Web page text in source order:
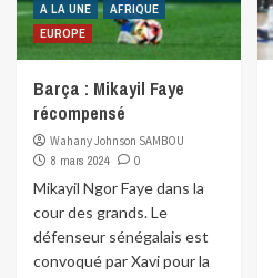
A LA UNE
AFRIQUE
EUROPE
Barça : Mikayil Faye
récompensé
Wahany Johnson SAMBOU
8 mars 2024
0
Mikayil Ngor Faye dans la
cour des grands. Le
défenseur sénégalais est
convoqué par Xavi pour la